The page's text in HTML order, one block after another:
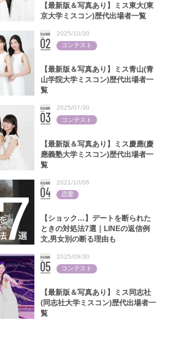
【最新版＆写真あり】ミス東大(東
京大学ミスコン)歴代出場者一覧
【最新版＆写真あり】ミス青山(青
山学院大学ミスコン)歴代出場者一
覧
2025/10/30
コンテスト
【最新版＆写真あり】ミス慶應(慶
應義塾大学ミスコン)歴代出場者一
覧
2025/07/30
コンテスト
【ショック…】デートを断られた
ときの対処法7選｜LINEの返信例
文,男女別の断る理由も
2021/10/06
恋愛
【最新版＆写真あり】ミス同志社
(同志社大学ミスコン)歴代出場者一
覧
2025/09/30
コンテスト